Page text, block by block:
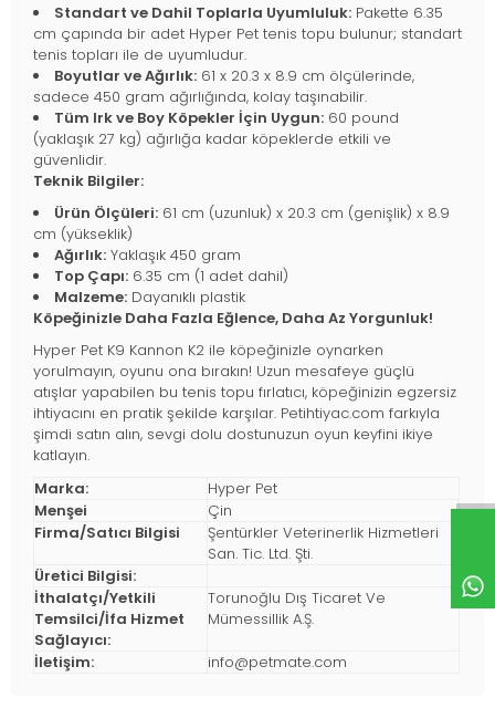
Standart ve Dahil Toplarla Uyumluluk: Pakette 6.35
cm çapında bir adet Hyper Pet tenis topu bulunur; standart
tenis topları ile de uyumludur.
Boyutlar ve Ağırlık: 61 x 20.3 x 8.9 cm ölçülerinde,
sadece 450 gram ağırlığında, kolay taşınabilir.
Tüm Irk ve Boy Köpekler İçin Uygun: 60 pound
(yaklaşık 27 kg) ağırlığa kadar köpeklerde etkili ve
güvenlidir.
Teknik Bilgiler:
Ürün Ölçüleri: 61 cm (uzunluk) x 20.3 cm (genişlik) x 8.9
cm (yükseklik)
Ağırlık: Yaklaşık 450 gram
Top Çapı: 6.35 cm (1 adet dahil)
Malzeme: Dayanıklı plastik
Köpeğinizle Daha Fazla Eğlence, Daha Az Yorgunluk!
Hyper Pet K9 Kannon K2 ile köpeğinizle oynarken
yorulmayın, oyunu ona bırakın! Uzun mesafeye güçlü
atışlar yapabilen bu tenis topu fırlatıcı, köpeğinizin egzersiz
ihtiyacını en pratik şekilde karşılar. Petihtiyac.com farkıyla
şimdi satın alın, sevgi dolu dostunuzun oyun keyfini ikiye
katlayın.
Marka:
Hyper Pet
Menşei
Çin
Firma/Satıcı Bilgisi
Şentürkler Veterinerlik Hizmetleri
San. Tic. Ltd. Şti.
Üretici Bilgisi:
İthalatçı/Yetkili
Temsilci/İfa Hizmet
Sağlayıcı:
Torunoğlu Dış Ticaret Ve
Mümessillik A.Ş.
İletişim: info@petmate.com